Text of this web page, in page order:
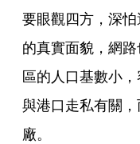
要眼觀四方，深
的真實面貌，網
區的人口基數小
與港口走私有關
廠。